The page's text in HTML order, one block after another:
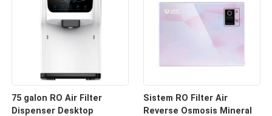
75 galon RO Air Filter
Dispenser Desktop
Sistem RO Filter Air
Reverse Osmosis Mineral